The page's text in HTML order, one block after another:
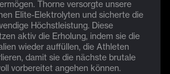
Thorne versorgte unsere
Elite-Elektrolyten und sicherte die
Höchstleistung. Diese
aktiv die Erholung, indem sie die
wieder auffüllen, die Athleten
damit sie die nächste brutale
vorbereitet angehen können.